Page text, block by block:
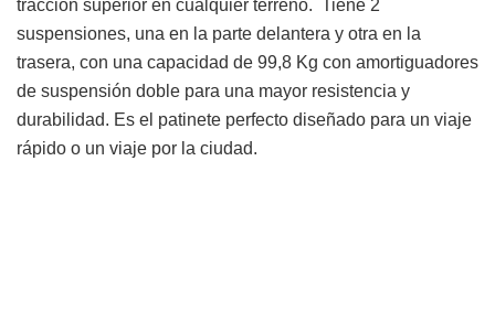
tracción superior en cualquier terreno. Tiene 2
suspensiones, una en la parte delantera y otra en la
trasera, con una capacidad de 99,8 Kg con amortiguadores
de suspensión doble para una mayor resistencia y
durabilidad. Es el patinete perfecto diseñado para un viaje
rápido o un viaje por la ciudad.